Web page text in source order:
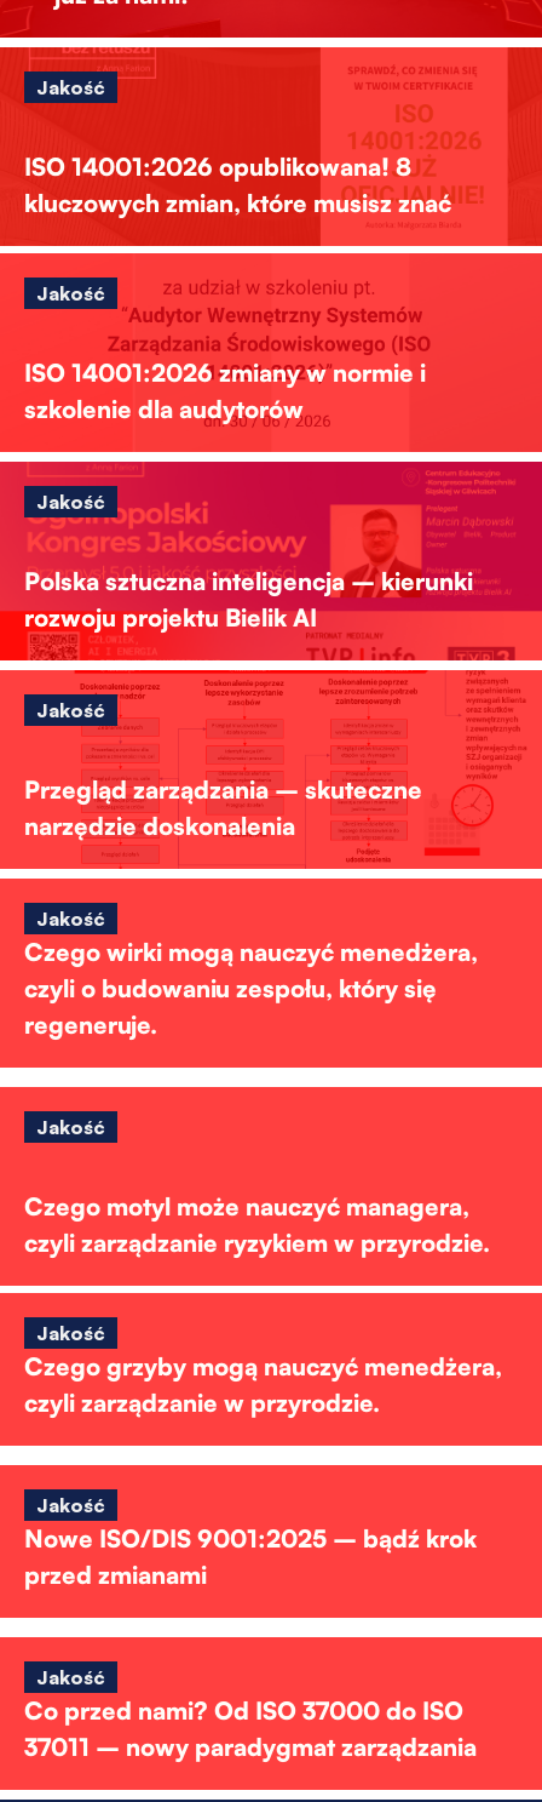
Jakość
ISO 14001:2026 opublikowana! 8
kluczowych zmian, które musisz znać
Jakość
ISO 14001:2026 zmiany w normie i
szkolenie dla audytorów
Jakość
Polska sztuczna inteligencja – kierunki
rozwoju projektu Bielik AI
Jakość
Przegląd zarządzania – skuteczne
narzędzie doskonalenia
Jakość
Czego wirki mogą nauczyć menedżera,
czyli o budowaniu zespołu, który się
regeneruje.
Jakość
Czego motyl może nauczyć managera,
czyli zarządzanie ryzykiem w przyrodzie.
Jakość
Czego grzyby mogą nauczyć menedżera,
czyli zarządzanie w przyrodzie.
Jakość
Nowe ISO/DIS 9001:2025 – bądź krok
przed zmianami
Jakość
Co przed nami? Od ISO 37000 do ISO
37011 – nowy paradygmat zarządzania